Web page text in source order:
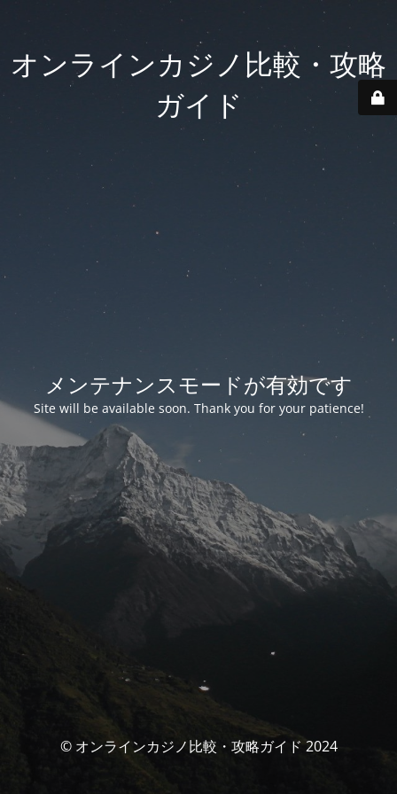
オンラインカジノ比較・攻略
ガイド
メンテナンスモードが有効です
Site will be available soon. Thank you for your patience!
© オンラインカジノ比較・攻略ガイド 2024